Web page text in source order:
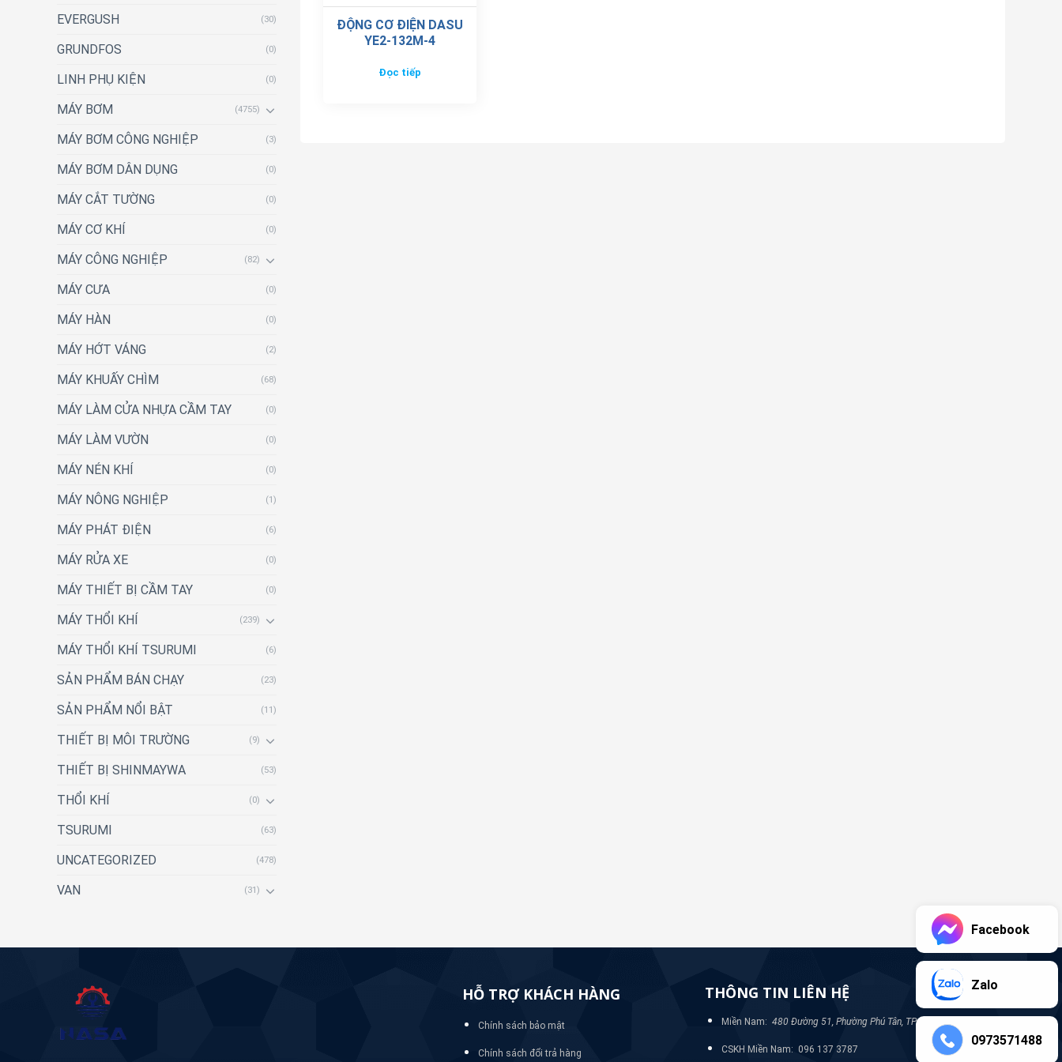
EVERGUSH (30)
GRUNDFOS (0)
LINH PHỤ KIỆN (0)
MÁY BƠM (4755)
MÁY BƠM CÔNG NGHIỆP (3)
MÁY BƠM DÂN DỤNG (0)
MÁY CẮT TƯỜNG (0)
MÁY CƠ KHÍ (0)
MÁY CÔNG NGHIỆP (82)
MÁY CƯA (0)
MÁY HÀN (0)
MÁY HỚT VÁNG (2)
MÁY KHUẤY CHÌM (68)
MÁY LÀM CỬA NHỰA CẦM TAY (0)
MÁY LÀM VƯỜN (0)
MÁY NÉN KHÍ (0)
MÁY NÔNG NGHIỆP (1)
MÁY PHÁT ĐIỆN (6)
MÁY RỬA XE (0)
MÁY THIẾT BỊ CẦM TAY (0)
MÁY THỔI KHÍ (239)
MÁY THỔI KHÍ TSURUMI (6)
SẢN PHẨM BÁN CHẠY (23)
SẢN PHẨM NỔI BẬT (11)
THIẾT BỊ MÔI TRƯỜNG (9)
THIẾT BỊ SHINMAYWA (53)
THỔI KHÍ (0)
TSURUMI (63)
UNCATEGORIZED (478)
VAN (31)
ĐỘNG CƠ ĐIỆN DASU
YE2-132M-4
Đọc tiếp
HỖ TRỢ KHÁCH HÀNG
Chính sách bảo mật
Chính sách đổi trả hàng
THÔNG TIN LIÊN HỆ
Miền Nam: 480 Đường 51, Phường Phú Tân, TP Bình Dương
CSKH Miền Nam: 096 137 3787
Facebook
Zalo
0973571488